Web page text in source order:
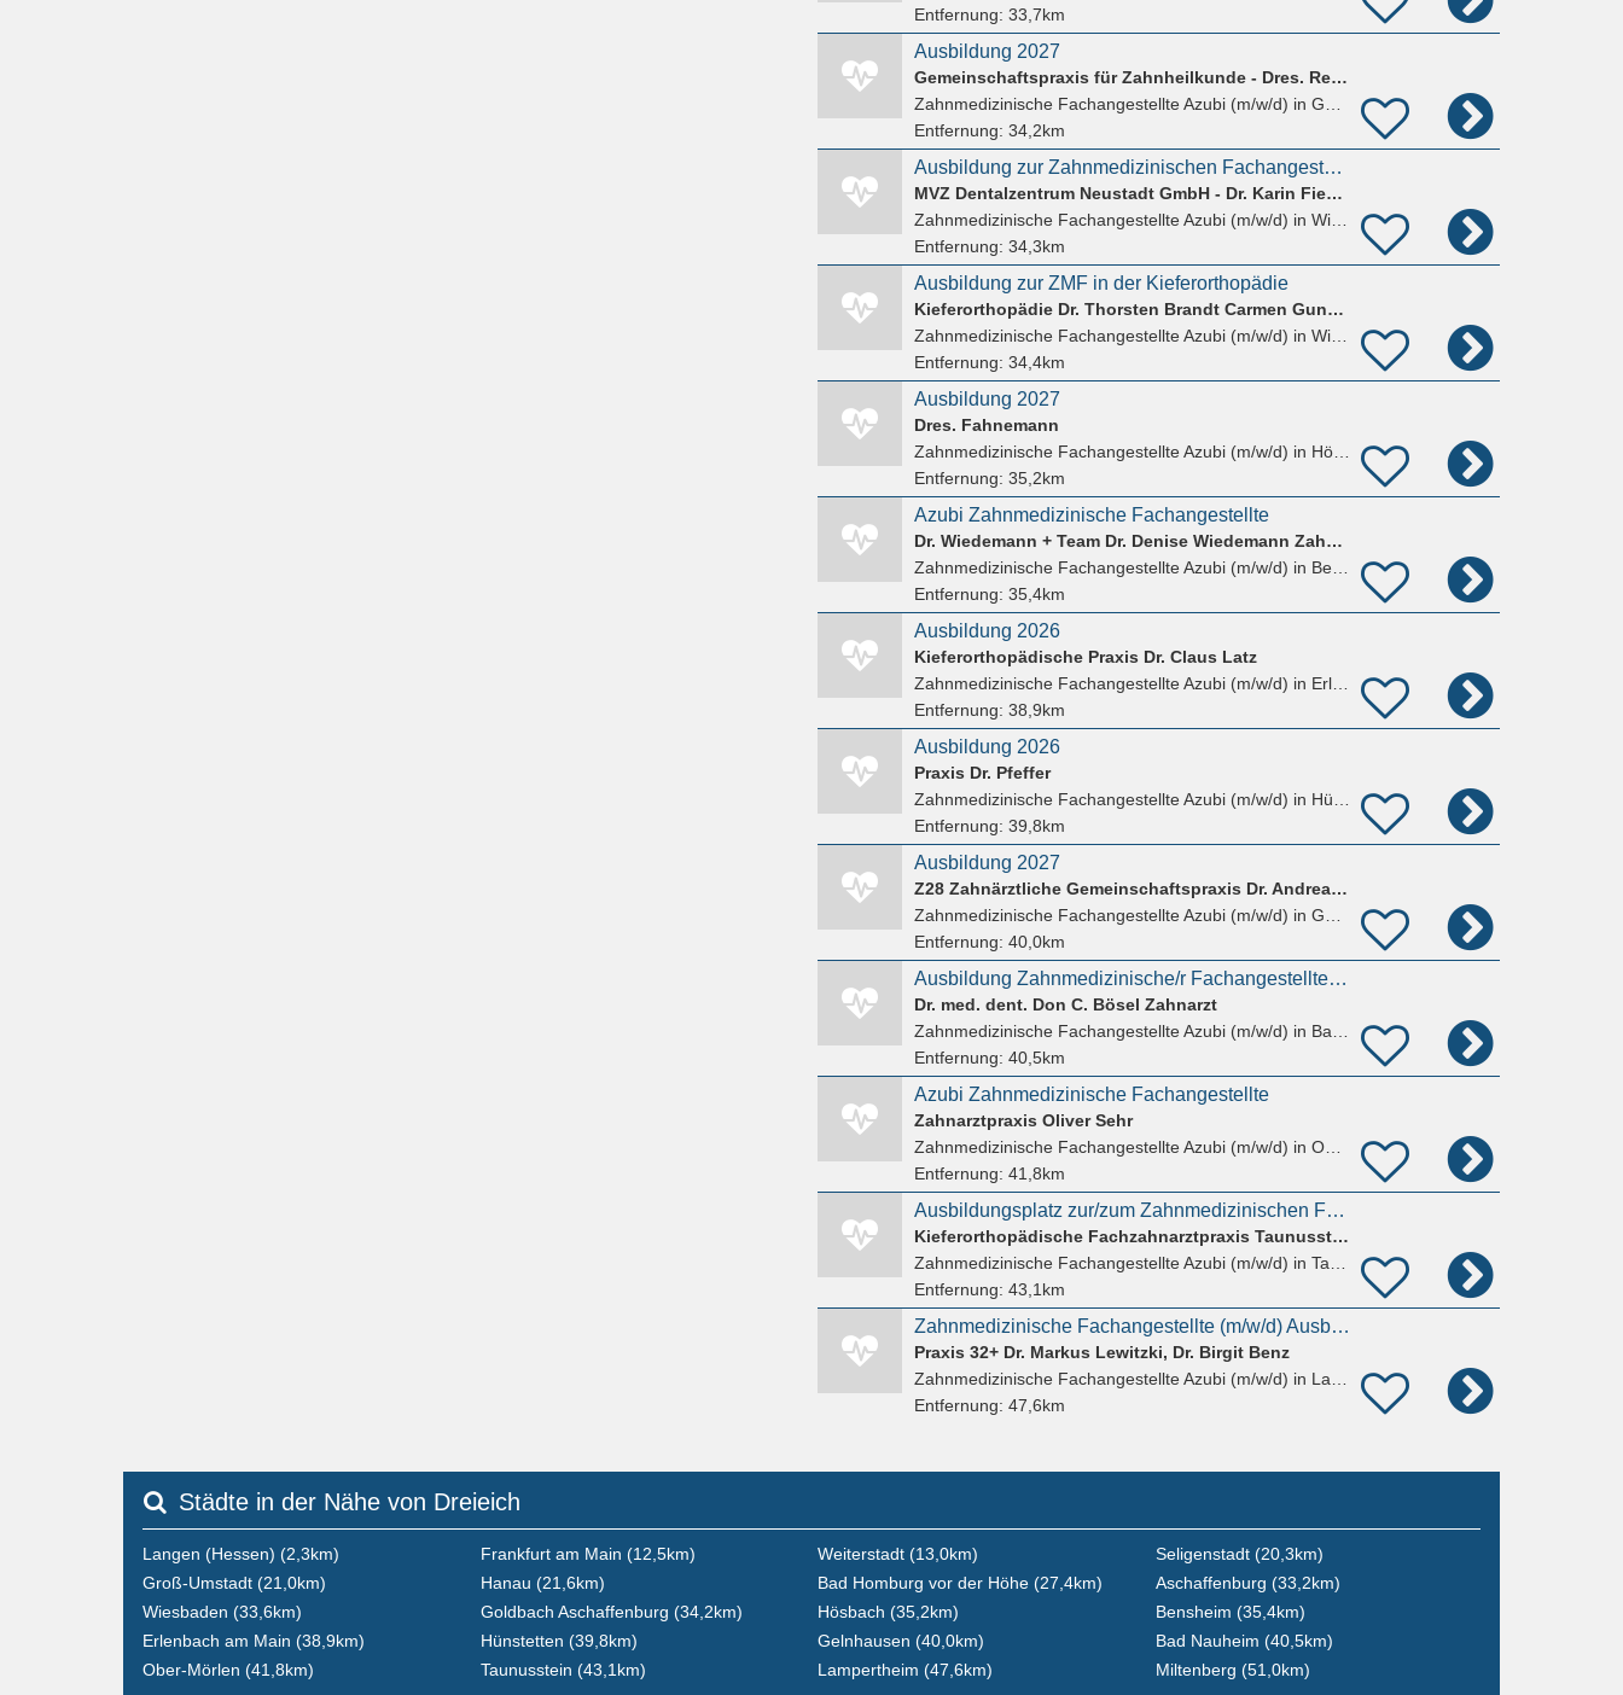
Entfernung: 33,7km
Ausbildung 2027
Gemeinschaftspraxis für Zahnheilkunde - Dres. Renner und Dr. Brückner
Zahnmedizinische Fachangestellte Azubi (m/w/d) in Goldbach Aschaffenburg
Entfernung: 34,2km
Ausbildung zur Zahnmedizinischen Fachangestellten - ZFA (m/w/d)
MVZ Dentalzentrum Neustadt GmbH - Dr. Karin Fiedler Dr. Michael Rusetzki Zahnärzte
Zahnmedizinische Fachangestellte Azubi (m/w/d) in Wiesbaden
Entfernung: 34,3km
Ausbildung zur ZMF in der Kieferorthopädie
Kieferorthopädie Dr. Thorsten Brandt Carmen Gunkel M.Sc.
Zahnmedizinische Fachangestellte Azubi (m/w/d) in Wiesbaden
Entfernung: 34,4km
Ausbildung 2027
Dres. Fahnemann
Zahnmedizinische Fachangestellte Azubi (m/w/d) in Hösbach
Entfernung: 35,2km
Azubi Zahnmedizinische Fachangestellte
Dr. Wiedemann + Team Dr. Denise Wiedemann Zahnärztliche Praxis
Zahnmedizinische Fachangestellte Azubi (m/w/d) in Bensheim
Entfernung: 35,4km
Ausbildung 2026
Kieferorthopädische Praxis Dr. Claus Latz
Zahnmedizinische Fachangestellte Azubi (m/w/d) in Erlenbach am Main
Entfernung: 38,9km
Ausbildung 2026
Praxis Dr. Pfeffer
Zahnmedizinische Fachangestellte Azubi (m/w/d) in Hünstetten
Entfernung: 39,8km
Ausbildung 2027
Z28 Zahnärztliche Gemeinschaftspraxis Dr. Andrea Schekelmann und Dr. Susanne Amberg
Zahnmedizinische Fachangestellte Azubi (m/w/d) in Gelnhausen, Hailer
Entfernung: 40,0km
Ausbildung Zahnmedizinische/r Fachangestellte/r (m/w/d)
Dr. med. dent. Don C. Bösel Zahnarzt
Zahnmedizinische Fachangestellte Azubi (m/w/d) in Bad Nauheim
Entfernung: 40,5km
Azubi Zahnmedizinische Fachangestellte
Zahnarztpraxis Oliver Sehr
Zahnmedizinische Fachangestellte Azubi (m/w/d) in Ober-Mörlen
Entfernung: 41,8km
Ausbildungsplatz zur/zum Zahnmedizinischen Fachangestellten (m/w/d) ab August – Kieferorthopädie
Kieferorthopädische Fachzahnarztpraxis Taunusstein
Zahnmedizinische Fachangestellte Azubi (m/w/d) in Taunusstein, Bleidenstadt
Entfernung: 43,1km
Zahnmedizinische Fachangestellte (m/w/d) Ausbildung 2026
Praxis 32+ Dr. Markus Lewitzki, Dr. Birgit Benz
Zahnmedizinische Fachangestellte Azubi (m/w/d) in Lampertheim
Entfernung: 47,6km
Städte in der Nähe von Dreieich
Langen (Hessen) (2,3km) Frankfurt am Main (12,5km) Weiterstadt (13,0km)
Seligenstadt (20,3km)
Groß-Umstadt (21,0km)
Hanau (21,6km) Bad Homburg vor der Höhe (27,4km)
Aschaffenburg (33,2km)
Wiesbaden (33,6km)
Goldbach Aschaffenburg (34,2km) Hösbach (35,2km)
Bensheim (35,4km)
Erlenbach am Main (38,9km)
Hünstetten (39,8km) Gelnhausen (40,0km)
Bad Nauheim (40,5km)
Ober-Mörlen (41,8km)
Taunusstein (43,1km) Lampertheim (47,6km) Miltenberg (51,0km)